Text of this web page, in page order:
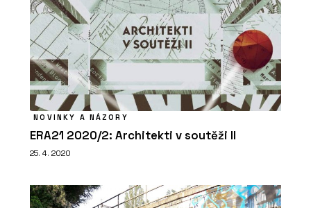
NOVINKY A NÁZORY
ERA21 2020/2: Architekti v soutěži II
25. 4. 2020